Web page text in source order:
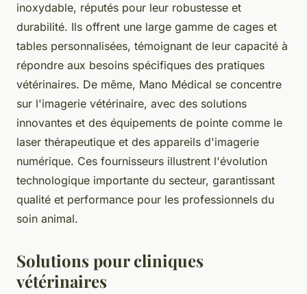
inoxydable, réputés pour leur robustesse et
durabilité. Ils offrent une large gamme de cages et
tables personnalisées, témoignant de leur capacité à
répondre aux besoins spécifiques des pratiques
vétérinaires. De même, Mano Médical se concentre
sur l'imagerie vétérinaire, avec des solutions
innovantes et des équipements de pointe comme le
laser thérapeutique et des appareils d'imagerie
numérique. Ces fournisseurs illustrent l'évolution
technologique importante du secteur, garantissant
qualité et performance pour les professionnels du
soin animal.
Solutions pour cliniques
vétérinaires